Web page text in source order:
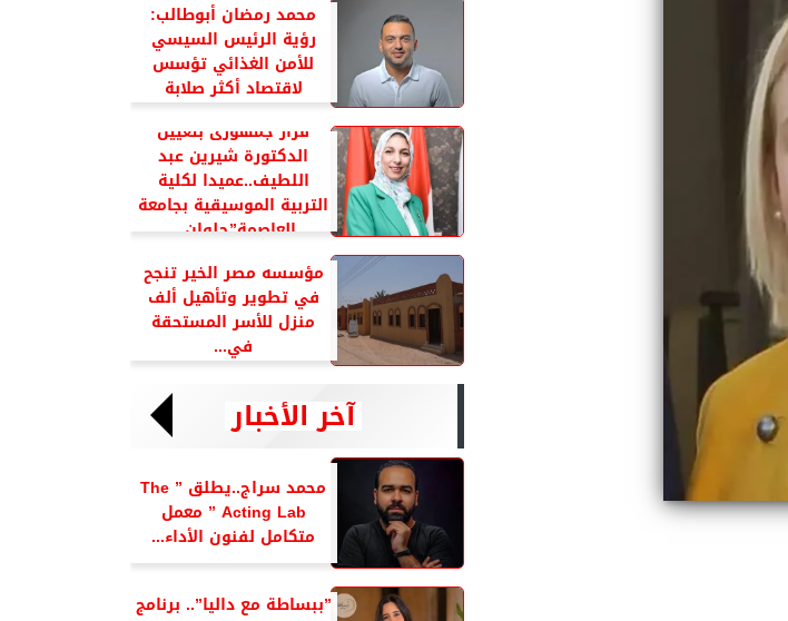
محمد رمضان أبوطالب:
رؤية الرئيس السيسي
للأمن الغذائي تؤسس
لاقتصاد أكثر صلابة
قرار جمهورى بتعيين
الدكتورة شيرين عبد
اللطيف..عميدا لكلية
التربية الموسيقية بجامعة
العاصمة”حلوان...
مؤسسه مصر الخير تنجح
في تطوير وتأهيل ألف
منزل للأسر المستحقة
في...
آخر الأخبار
محمد سراج..يطلق ” The
Acting Lab ” معمل
متكامل لفنون الأداء...
”ببساطة مع داليا”.. برنامج